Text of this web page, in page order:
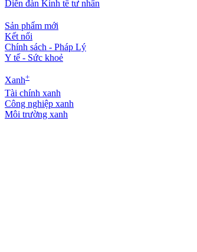
Diễn đàn Kinh tế tư nhân
Sản phẩm mới
Kết nối
Chính sách - Pháp Lý
Y tế - Sức khoẻ
Xanh+
Tài chính xanh
Công nghiệp xanh
Môi trường xanh